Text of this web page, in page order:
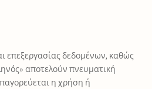
επεξεργασίας δεδομένων, καθώς
αποτελούν πνευματική
η χρήση ή